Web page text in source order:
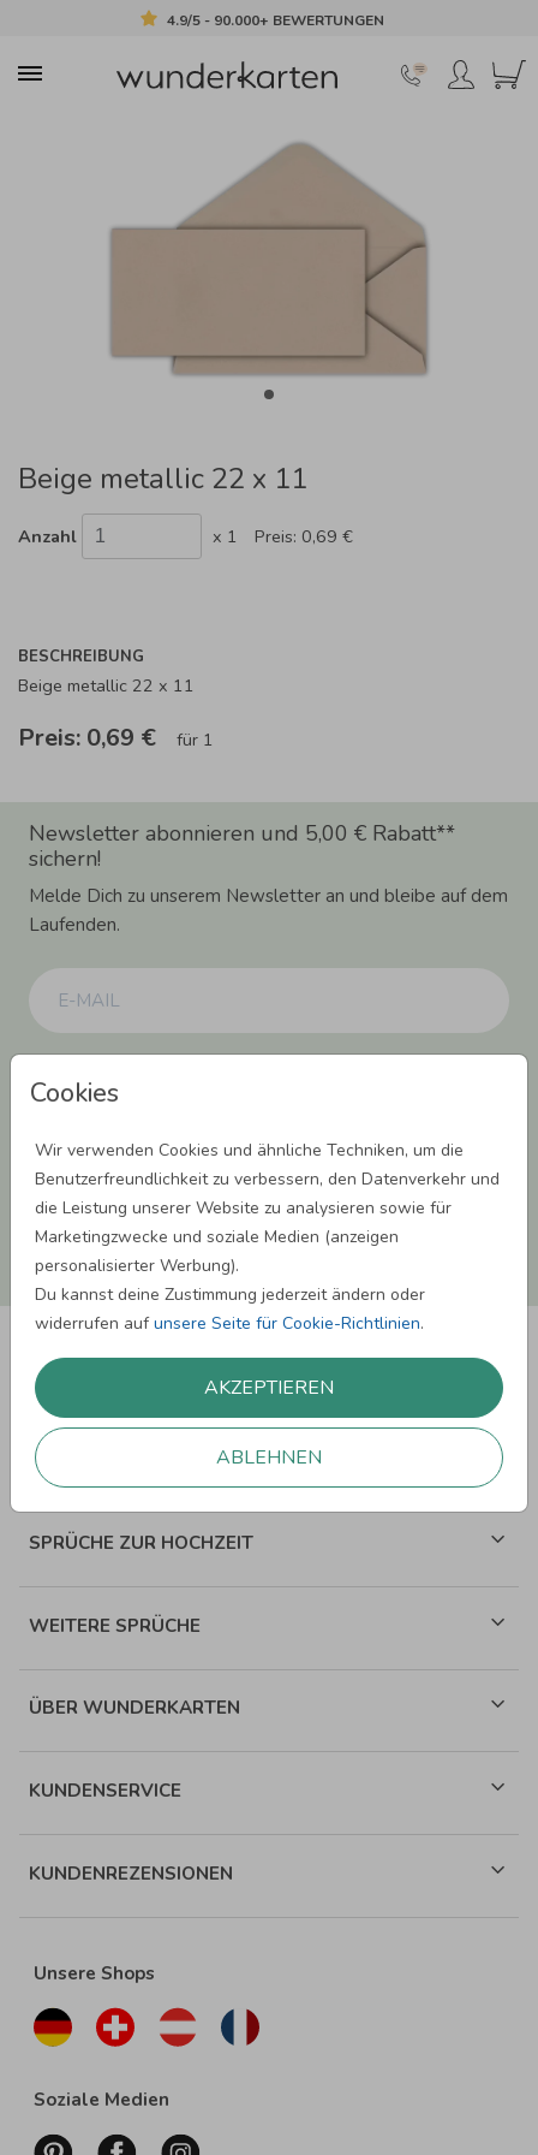
4.9/5 - 90.000+ BEWERTUNGEN
Cookies
Wir verwenden Cookies und ähnliche Techniken, um die
Benutzerfreundlichkeit zu verbessern, den Datenverkehr und
die Leistung unserer Website zu analysieren sowie für
Marketingzwecke und soziale Medien (anzeigen
personalisierter Werbung).
Du kannst deine Zustimmung jederzeit ändern oder
widerrufen aufunsere Seite für Cookie-Richtlinien.
AKZEPTIEREN
ABLEHNEN
Beige metallic 22 x 11
Anzahl x 1 Preis: 0,69 €
BESCHREIBUNG
Beige metallic 22 x 11
Preis: 0,69 € für 1
Newsletter abonnieren und 5,00 € Rabatt**
sichern!
Melde Dich zu unserem Newsletter an und bleibe auf dem
Laufenden.
dass wir Dich mit neuesten Informationen aus unserem Angebot informieren
können. Dies umfasst den Versand unseres Newsletters. Zudem können wir Dir
Facebook und Google anzeigen. Um Dir diesen Service anbieten zu können,
nutzen wir Deine personenbezogenen Daten und teilen diese auch mit Dritten,
wenn erforderlich. Du kannst diese Einwilligung jederzeit widerrufen. Weitere
Informationen erhätst Du in unserer Datenschutzerklärung.
ANMELDEN
SPRÜCHE ZUM GEBURTSTAG
SPRÜCHE ZUR HOCHZEIT
WEITERE SPRÜCHE
ÜBER WUNDERKARTEN
KUNDENSERVICE
KUNDENREZENSIONEN
Unsere Shops
Soziale Medien